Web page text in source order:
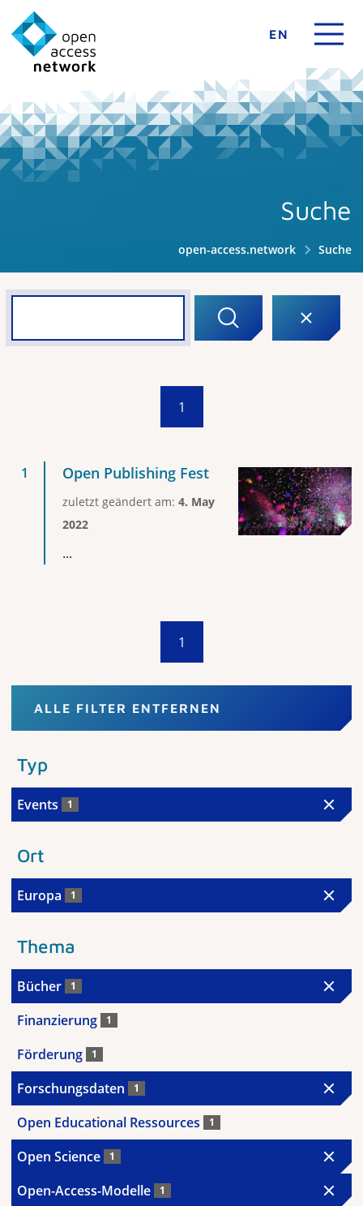
EN
Suche
open-access.network Suche
1
Open Publishing Fest
zuletzt geändert am: 4. May
2022
...
1
ALLE FILTER ENTFERNEN
Typ
Events 1
Ort
Europa 1
Thema
Bücher 1
Finanzierung 1
Förderung 1
Forschungsdaten 1
Open Educational Ressources 1
Open Science 1
Open-Access-Modelle 1